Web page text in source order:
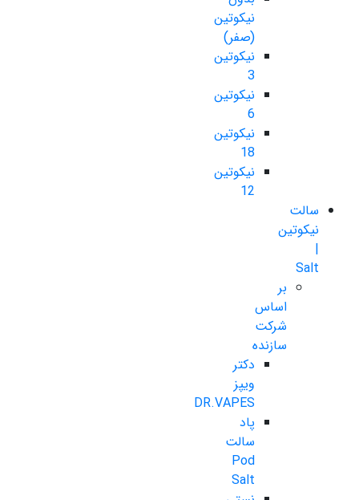
نیکوتین
(صفر)
نیکوتین
3
نیکوتین
6
نیکوتین
18
نیکوتین
12
سالت
نیکوتین
|
Salt
بر
اساس
شرکت
سازنده
دکتر
ویپز
DR.VAPES
پاد
سالت
Pod
Salt